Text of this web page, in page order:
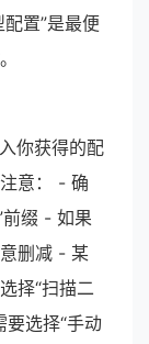
置”是最便
你获得的配
意： - 确
缀 - 如果
删减 - 某
择“扫描二
选择“手动